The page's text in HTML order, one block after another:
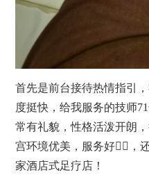
首先是前台接待热情指引
度挺快，给我服务的技师
常有礼貌，性格活泼开朗
宫环境优美，服务好👌🏻
家酒店式足疗店！